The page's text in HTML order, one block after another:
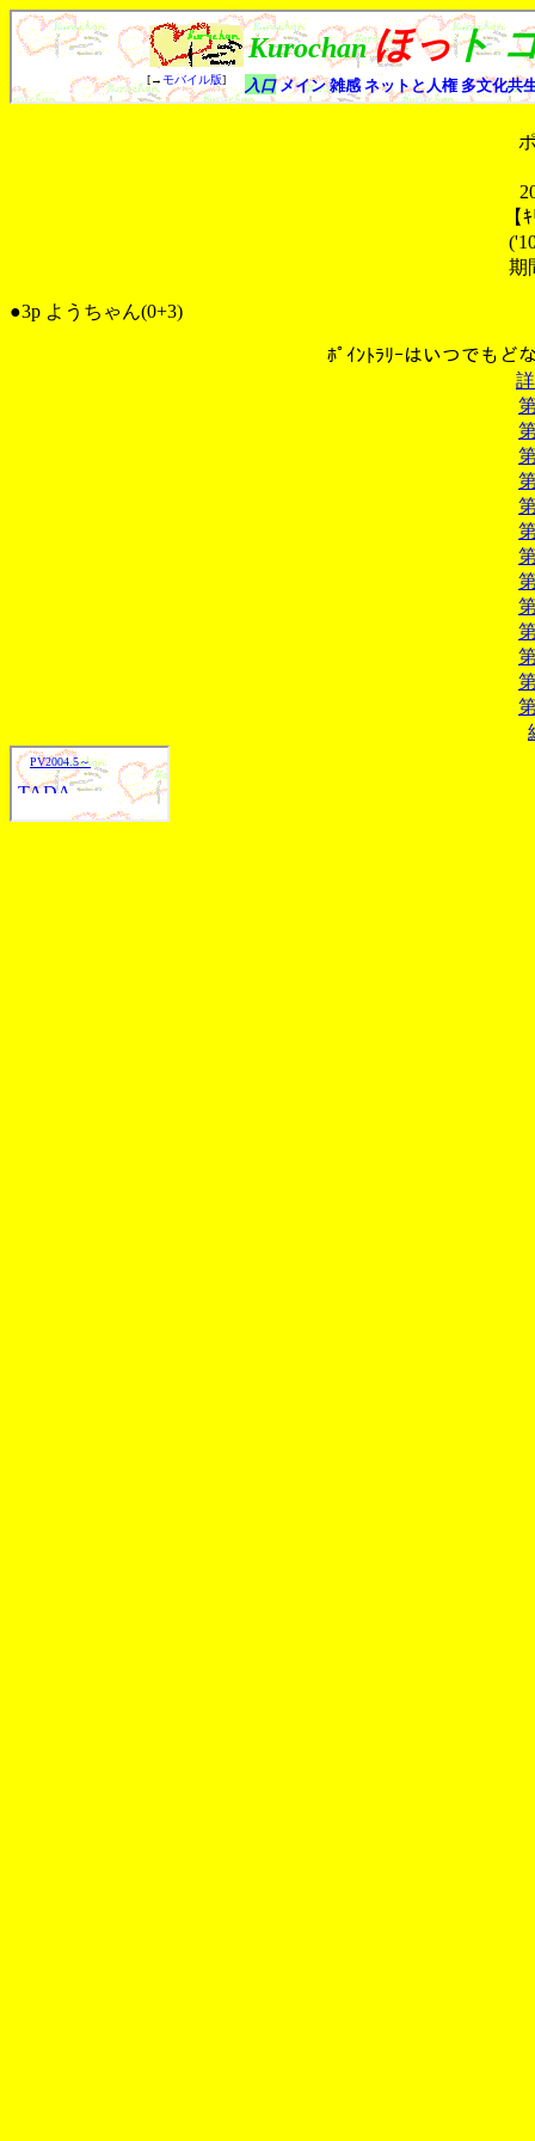
【
期
●3p ようちゃん(0+3)
ﾎﾟｲﾝﾄﾗﾘｰはいつでもど